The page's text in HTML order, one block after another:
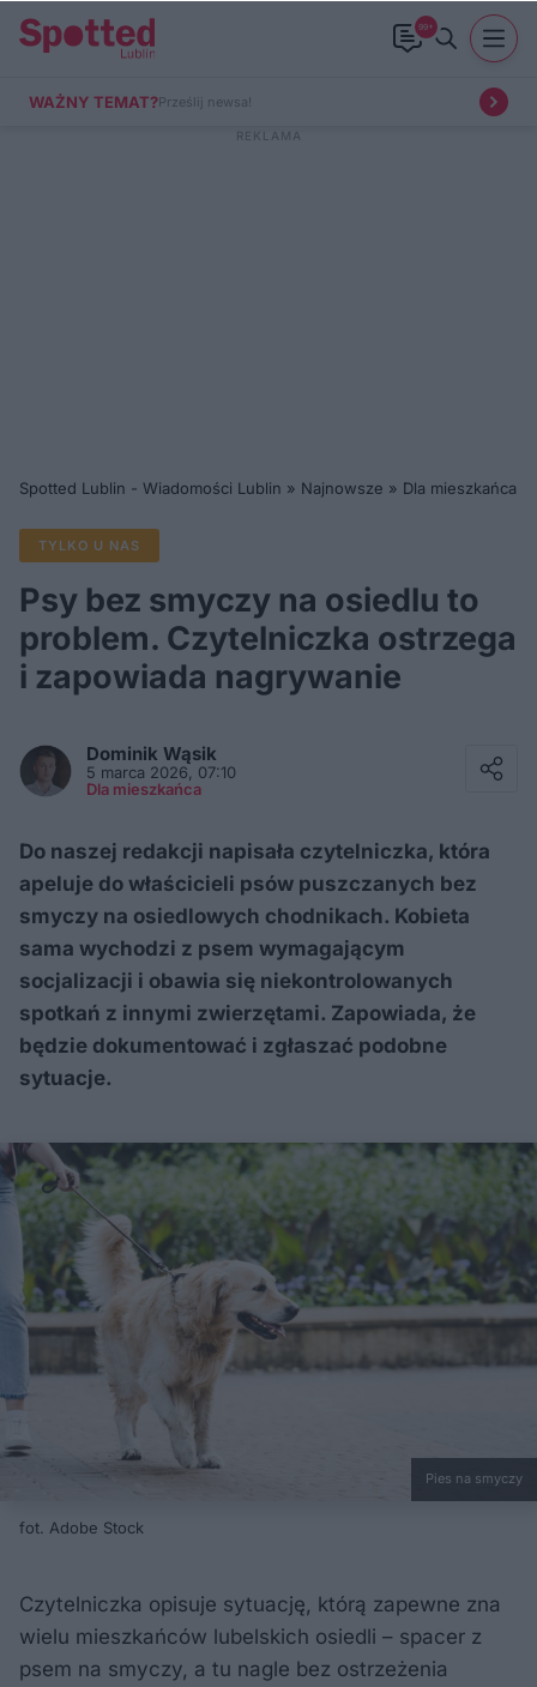
99+
WAŻNY TEMAT?Prześlij newsa!
Spotted Lublin - Wiadomości Lublin » Najnowsze » Dla mieszkańca
TYLKO U NAS
Psy bez smyczy na osiedlu to
problem. Czytelniczka ostrzega
i zapowiada nagrywanie
Dominik Wąsik
5 marca 2026, 07:10
Dla mieszkańca
Do naszej redakcji napisała czytelniczka, która
apeluje do właścicieli psów puszczanych bez
smyczy na osiedlowych chodnikach. Kobieta
sama wychodzi z psem wymagającym
socjalizacji i obawia się niekontrolowanych
spotkań z innymi zwierzętami. Zapowiada, że
będzie dokumentować i zgłaszać podobne
sytuacje.
Pies na smyczy
fot. Adobe Stock
Czytelniczka opisuje sytuację, którą zapewne zna
wielu mieszkańców lubelskich osiedli – spacer z
psem na smyczy, a tu nagle bez ostrzeżenia